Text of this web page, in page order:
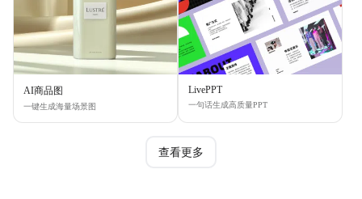
AI商品图
一键生成海量场景图
LivePPT
一句话生成高质量PPT
查看更多